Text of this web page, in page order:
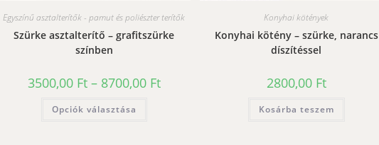
Egyszínű asztalterítők - pamut és poliészter terítők
Szürke asztalterítő – grafitszürke
színben
3500,00 Ft – 8700,00 FtÁrtartomány:
3500,00 Ft
Opciók választása
Konyhai kötények
Konyhai kötény – szürke, narancs
díszítéssel
2800,00 Ft
Kosárba teszem